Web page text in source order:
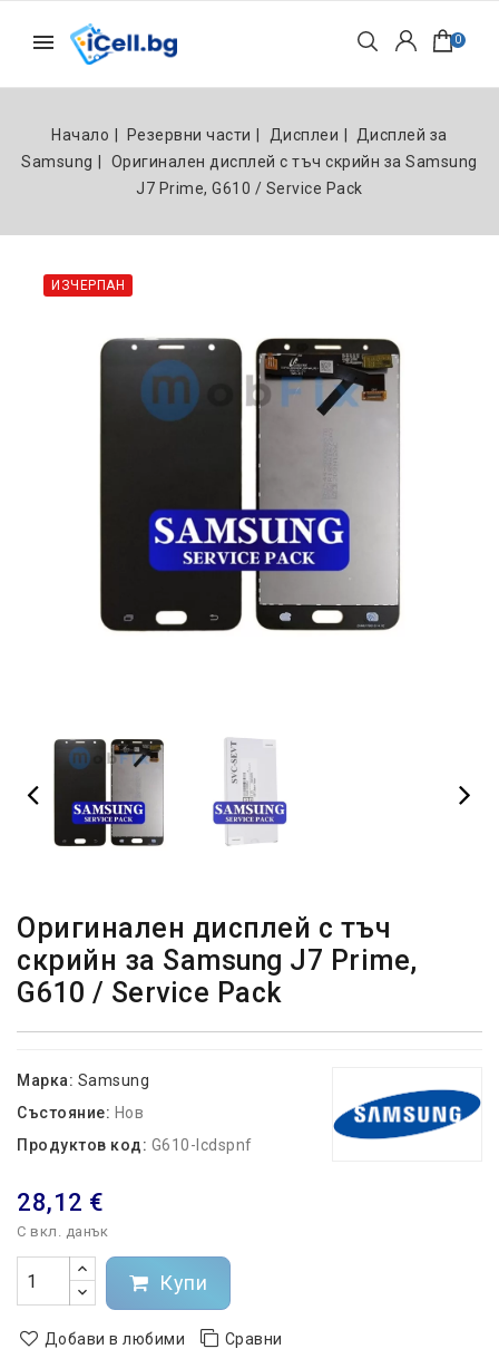
0
Начало Резервни части Дисплеи
Дисплей за
Samsung
Оригинален дисплей с тъч скрийн за Samsung
J7 Prime, G610 / Service Pack
ИЗЧЕРПАН
Оригинален дисплей с тъч
скрийн за Samsung J7 Prime,
G610 / Service Pack
Марка: Samsung
Състояние: Нов
Продуктов код: G610-lcdspnf
28,12 €
С вкл. данък
Купи
Добави в любими Сравни